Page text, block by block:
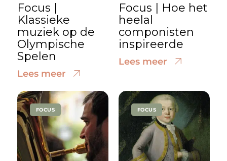
Focus |
Klassieke
muziek op de
Olympische
Spelen
Lees meer
Focus | Hoe het
heelal
componisten
inspireerde
Lees meer
FOCUS FOCUS